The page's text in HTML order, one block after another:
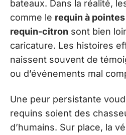
bateaux. Dans la réalité,
comme le requin à
requin-citron sont bien
caricature. Les histoires
naissent souvent de
ou d’événements mal
Une peur persistante
requins soient des
d’humains. Sur place, la